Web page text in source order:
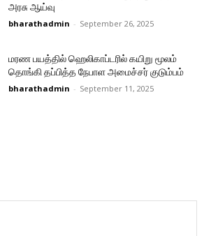
அரசு ஆய்வு
bharathadmin - September 26, 2025
மரண பயத்தில் ஹெலிகாப்டரில் கயிறு மூலம்
தொங்கி தப்பித்த நேபாள அமைச்சர் குடும்பம்
bharathadmin - September 11, 2025